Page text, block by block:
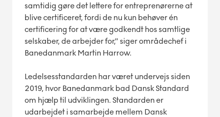
samtidig gøre det lettere for entreprenørerne at
blive certificeret, fordi de nu kun behøver én
certificering for at være godkendt hos samtlige
selskaber, de arbejder for,” siger områdechef i
Banedanmark Martin Harrow.
Ledelsesstandarden har været undervejs siden
2019, hvor Banedanmark bad Dansk Standard
om hjælp til udviklingen. Standarden er
udarbejdet i samarbejde mellem Dansk